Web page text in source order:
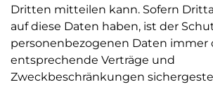
Dritten mitteilen kann. Sofern
auf diese Daten haben, ist der
personenbezogenen Daten immer
entsprechende Verträge und
Zweckbeschränkungen